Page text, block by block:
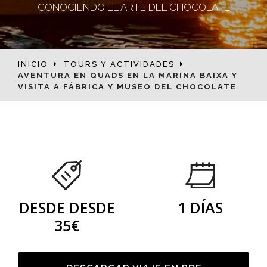
CONOCIENDO EL ARTE DEL CHOCOLATE
INICIO
TOURS Y ACTIVIDADES
AVENTURA EN QUADS EN LA MARINA BAIXA Y
VISITA A FÁBRICA Y MUSEO DEL CHOCOLATE
DESDE DESDE
35€
1 DÍAS